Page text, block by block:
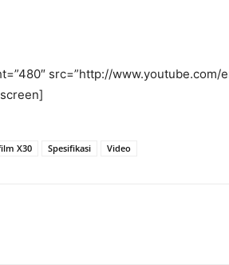
src=”http://www.youtube.com/
X30 Spesifikasi Video